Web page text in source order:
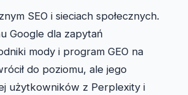
SEO i sieciach społecznych.
Google dla zapytań
mody i program GEO na
do poziomu, ale jego
użytkowników z Perplexity i